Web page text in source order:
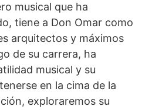
musical que ha
tiene a Don Omar como
arquitectos y máximos
de su carrera, ha
musical y su
en la cima de la
exploraremos su